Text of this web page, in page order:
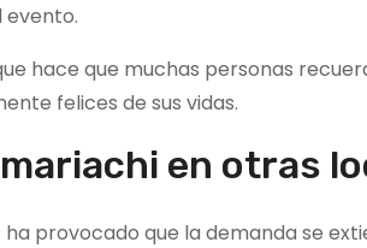
evento.
hace que muchas personas
felices de sus vidas.
en otras
provocado que la demanda se